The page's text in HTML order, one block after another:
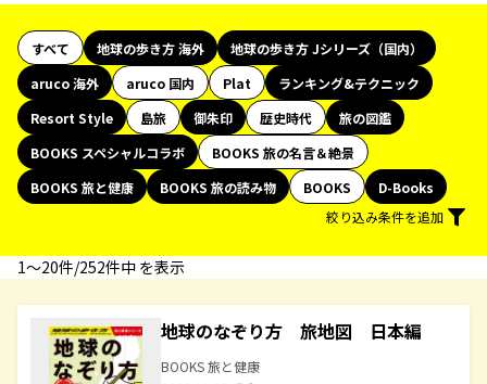
すべて 地球の歩き方 海外
地球の歩き方 Jシリーズ（国内）
aruco 海外
aruco 国内 Plat
ランキング&テクニック
Resort Style
島旅 御朱印 歴史時代
旅の図鑑
BOOKS スペシャルコラボ
BOOKS 旅の名言＆絶景
BOOKS 旅と健康
BOOKS 旅の読み物 BOOKS
D-Books
絞り込み条件を追加
1〜20件/252件中 を表示
地球のなぞり方 旅地図 日本編
BOOKS 旅と健康